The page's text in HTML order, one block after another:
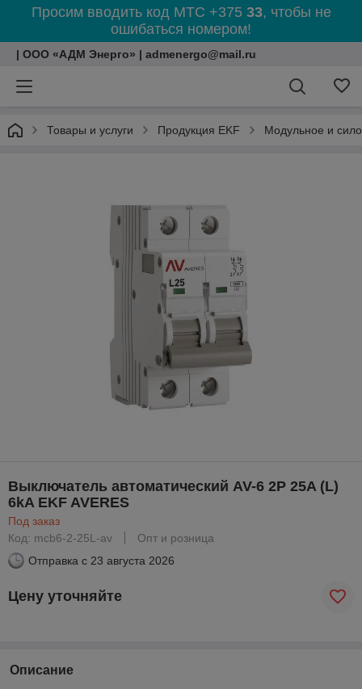
Просим вводить код МТС +375 33, чтобы не
ошибаться номером!
| ООО «АДМ Энерго» | admenergo@mail.ru
Товары и услуги Продукция EKF Модульное и
Выключатель автоматический AV-6 2P 25A (L)
6kA EKF AVERES
Под заказ
Код: mcb6-2-25L-av
Опт и розница
Отправка с 23 августа 2026
Цену уточняйте
Описание